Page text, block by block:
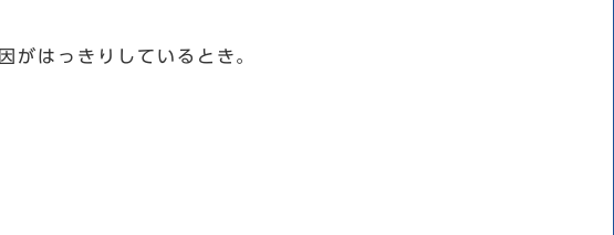
がはっきりしているとき。